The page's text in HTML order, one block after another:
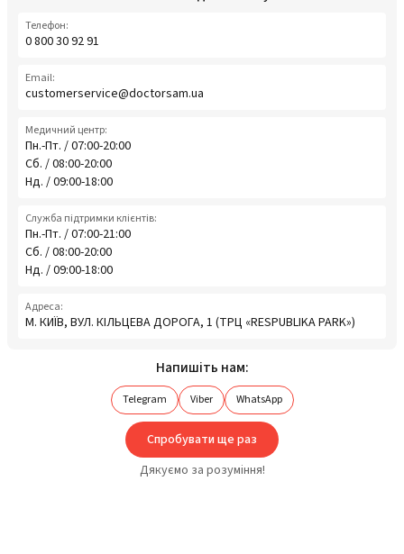
Телефон:
0 800 30 92 91
Email:
customerservice@doctorsam.ua
Медичний центр:
Пн.-Пт. / 07:00-20:00
Сб. / 08:00-20:00
Нд. / 09:00-18:00
Служба підтримки клієнтів:
Пн.-Пт. / 07:00-21:00
Сб. / 08:00-20:00
Нд. / 09:00-18:00
Адреса:
М. КИЇВ, ВУЛ. КІЛЬЦЕВА ДОРОГА, 1 (ТРЦ «RESPUBLIKA PARK»)
Напишіть нам:
Telegram Viber WhatsApp
Спробувати ще раз
Дякуємо за розуміння!